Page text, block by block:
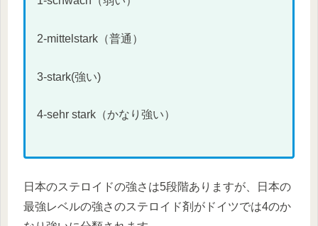
2-mittelstark（普通）
3-stark(強い)
4-sehr stark（かなり強い）
日本のステロイドの強さは5段階ありますが、日本の
最強レベルの強さのステロイド剤がドイツでは4のか